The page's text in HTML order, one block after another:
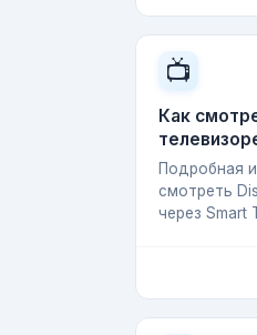
📺
Как
Подробная
смотреть
через Smart